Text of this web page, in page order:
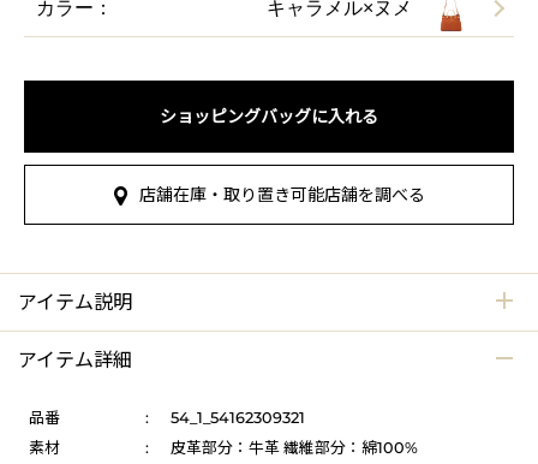
カラー： キャラメル×ヌメ
ショッピングバッグに入れる
店舗在庫・取り置き可能店舗を調べる
アイテム説明
アイテム詳細
品番 :
54_1_54162309321
素材
:
皮革部分：牛革 繊維部分：綿100%